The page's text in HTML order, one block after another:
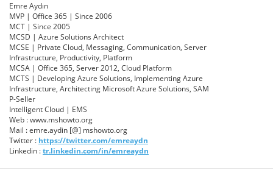
Emre Aydın
MVP | Office 365 | Since 2006
MCT | Since 2005
MCSD | Azure Solutions Architect
MCSE | Private Cloud, Messaging, Communication, Server
Infrastructure, Productivity, Platform
MCSA | Office 365, Server 2012, Cloud Platform
MCTS | Developing Azure Solutions, Implementing Azure
Infrastructure, Architecting Microsoft Azure Solutions, SAM
P-Seller
Intelligent Cloud | EMS
Web : www.mshowto.org
Mail : emre.aydin [@] mshowto.org
Twitter : https://twitter.com/emreaydn
Linkedin :tr.linkedin.com/in/emreaydn